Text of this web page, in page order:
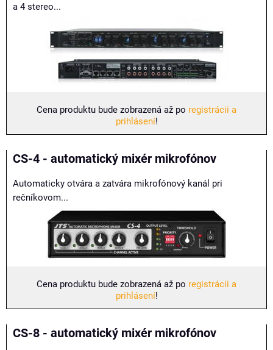
a 4 stereo...
Cena produktu bude zobrazená až po registrácii a
prihlásení!
CS-4 - automatický mixér mikrofónov
Automaticky otvára a zatvára mikrofónový kanál pri
rečníkovom...
Cena produktu bude zobrazená až po registrácii a
prihlásení!
CS-8 - automatický mixér mikrofónov